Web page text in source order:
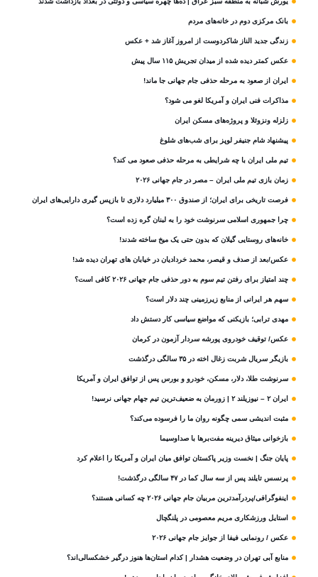
بانک مرکزی دوم در خانه‌های مردم
زندگی جدید الناز شاکردوست از امروز آغاز شد + عکس
عکس کمتر دیده شده از میدان تجریش ۱۱۵ سال پیش
ایران از صعود به مرحله حذفی جام جهانی جا ماند!
مذاکرات فنی ایران و آمریکا لغو می شود؟
زلزله ونزوئلا و پروژه‌های مسکن ایران
پیشنهاد شام جنیفر لوپز برای شب‌های شلوغ
تیم ملی ایران با چه شرایطی به مرحله حذفی صعود می کند؟
زمان بازی تیم ملی ایران – مصر در جام جهانی ۲۰۲۶
فرصت تاریخی برای ایران؛ از صندوق ۳۰۰ میلیارد دلاری تا بازپس گیری دارایی‌های ایران
چرا جمهوری اسلامی سرنوشت خود را به لبنان گره زده است؟
خانه‌های روستایی گیلان که بدون حتی یک میخ ساخته شدند!
عکس/بعد از صدف و قیصر، محمد خردادیان در خیابان های تهران دیده شد!
چند امتیاز برای رفتن تیم سوم به دور حذفی جام جهانی ۲۰۲۶ کافی است؟
سهم هر ایرانی از منابع زیرزمینی چند دلار است؟
مهدی ترابی؛ بازیکنی که مواضع سیاسی‌ کار دستش داد
عکس/ توقیف خودروی پورشه سردار آزمون در کرمان
بازیگر سریال شربت زغال‌ اخته در ۳۵ سالگی درگذشت
سرنوشت طلا، دلار، مسکن، خودرو و بورس پس از توافق ایران و آمریکا
ایران ۲ – نیوزیلند ۲ | زورمان به ضعیف‌ترین تیم جهام جهانی نرسید!
مثبت‌ اندیشی سمی چگونه روان ما را فرسوده می‌کند؟
بازخوانی میثاق دیرینه مفت‌برها با صداوسیما
پایان جنگ | نخست وزیر پاکستان توافق میان ایران و آمریکا را اعلام کرد
پرنسس تایلند پس از سه سال کما در ۴۷ سالگی درگذشت!
اینفوگرافی/پردرآمدترین مربیان جام جهانی ۲۰۲۶ چه کسانی هستند؟
استایل ورزشکاری مریم معصومی در پلنگچال
عکس / رونمایی فیفا از جوایز جام جهانی ۲۰۲۶
منابع آبی تهران در وضعیت هشدار | کدام استان‌ها هنوز درگیر خشکسالی‌اند؟